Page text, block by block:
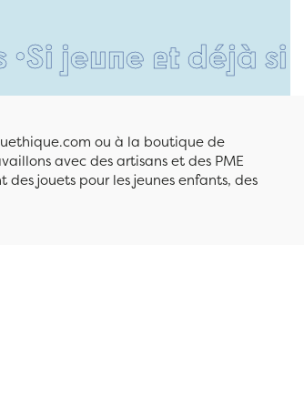
et déjà si
ou à la boutique de
avec des artisans et des PME
jouets pour les jeunes enfants, des